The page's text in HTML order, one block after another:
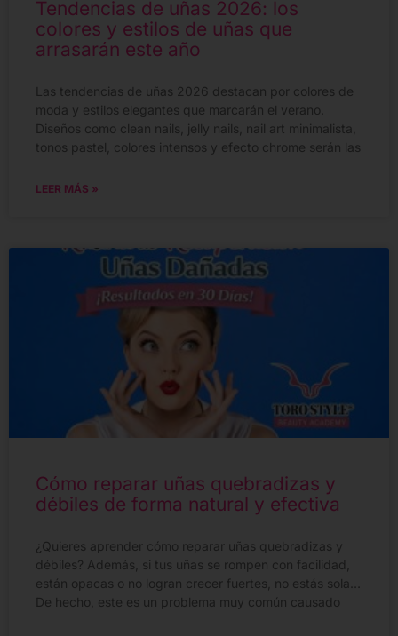
Tendencias de uñas 2026: los
colores y estilos de uñas que
arrasarán este año
Las tendencias de uñas 2026 destacan por colores de
moda y estilos elegantes que marcarán el verano.
Diseños como clean nails, jelly nails, nail art minimalista,
tonos pastel, colores intensos y efecto chrome serán las
LEER MÁS »
Cómo reparar uñas quebradizas y
débiles de forma natural y efectiva
¿Quieres aprender cómo reparar uñas quebradizas y
débiles? Además, si tus uñas se rompen con facilidad,
están opacas o no logran crecer fuertes, no estás sola…
De hecho, este es un problema muy común causado